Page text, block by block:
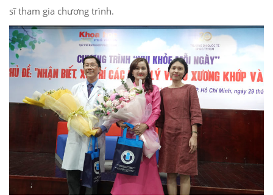
sĩ tham gia chương trình.